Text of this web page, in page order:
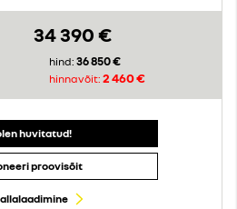
34 390 €
hind: 36 850 €
hinnavõit: 2 460 €
huvitatud!
proovisõit